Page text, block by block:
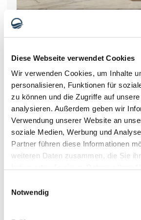
Diese Webseite verwendet Cookies
Wir verwenden Cookies, um Inhalte
personalisieren, Funktionen für
zu können und die Zugriffe auf
analysieren. Außerdem geben wir
Verwendung unserer Website an
soziale Medien, Werbung und
Partner führen diese Informationen
weiteren Daten zusammen, die Sie
Notwendig
Bonus de Vol de 150 Euros
La réservation du vol est effectuée
directement des frais d’opération.
Sécurité après Votre Retour
Dans le cas rare d’un traitement de